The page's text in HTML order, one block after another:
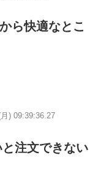
ら快適なとこ
) 09:39:36.27
注文できない